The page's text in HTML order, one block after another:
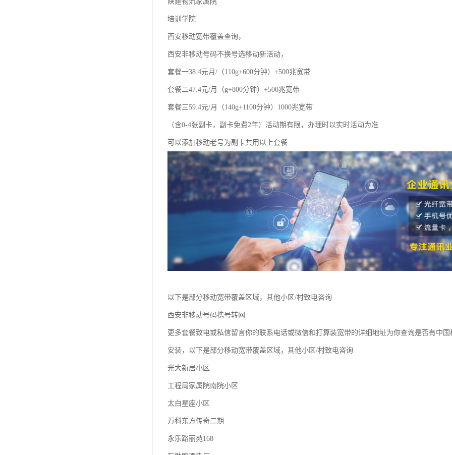
培训学院
西安移动宽带覆盖查询，
西安非移动号码不换号选移动新活动，
套餐一38.4元月/（110g+600分钟）+500兆宽带
套餐二47.4元/月（g+800分钟）+500兆宽带
套餐三59.4元/月（140g+1100分钟）1000兆宽带
（含0-4张副卡，副卡免费2年）活动期有限，办理时以实时活动为准
可以添加移动老号为副卡共用以上套餐
以下是部分移动宽带覆盖区域，其他小区/村致电咨询
西安非移动号码携号转网
更多套餐致电或私信留言你的联系电话或微信和打算装宽带的详细地址为你查询是否有中
安装，以下是部分移动宽带覆盖区域，其他小区/村致电咨询
光大新居小区
工程局家属院南院小区
太白星座小区
万科东方传奇二期
永乐路丽苑168